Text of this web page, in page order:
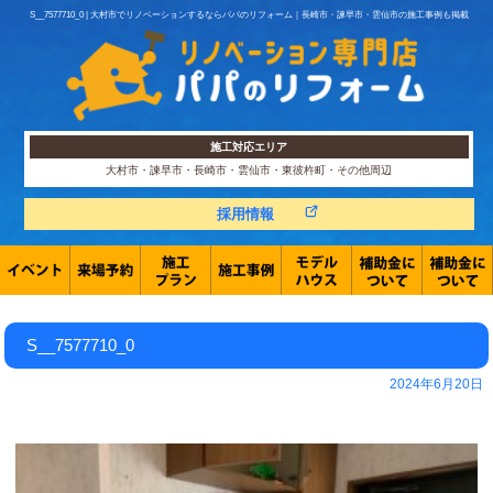
S__7577710_0 | 大村市でリノベーションするならパパのリフォーム｜長崎市・諫早市・雲仙市の施工事例も掲載
施工対応エリア
大村市・諫早市・長崎市・雲仙市・東彼杵町・その他周辺
採用情報
S__7577710_0
2024年6月20日